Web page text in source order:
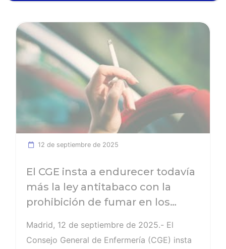
12 de septiembre de 2025
El CGE insta a endurecer todavía
más la ley antitabaco con la
prohibición de fumar en los
viajan menores en el interior
Madrid, 12 de septiembre de 2025.- El
Consejo General de Enfermería (CGE) insta
Ver noticia